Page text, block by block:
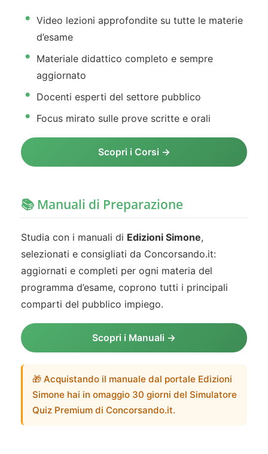
Video lezioni approfondite su tutte le materie
d’esame
Materiale didattico completo e sempre
aggiornato
Docenti esperti del settore pubblico
Focus mirato sulle prove scritte e orali
Scopri i Corsi →
📚 Manuali di Preparazione
Studia con i manuali di Edizioni Simone,
selezionati e consigliati da Concorsando.it:
aggiornati e completi per ogni materia del
programma d’esame, coprono tutti i principali
comparti del pubblico impiego.
Scopri i Manuali →
🎁 Acquistando il manuale dal portale Edizioni
Simone hai in omaggio 30 giorni del Simulatore
Quiz Premium di Concorsando.it.